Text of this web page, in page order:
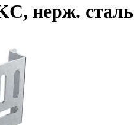
нерж. сталь